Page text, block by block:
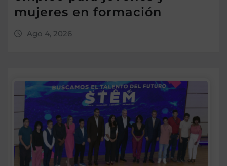
mujeres en formación
Ago 4, 2026